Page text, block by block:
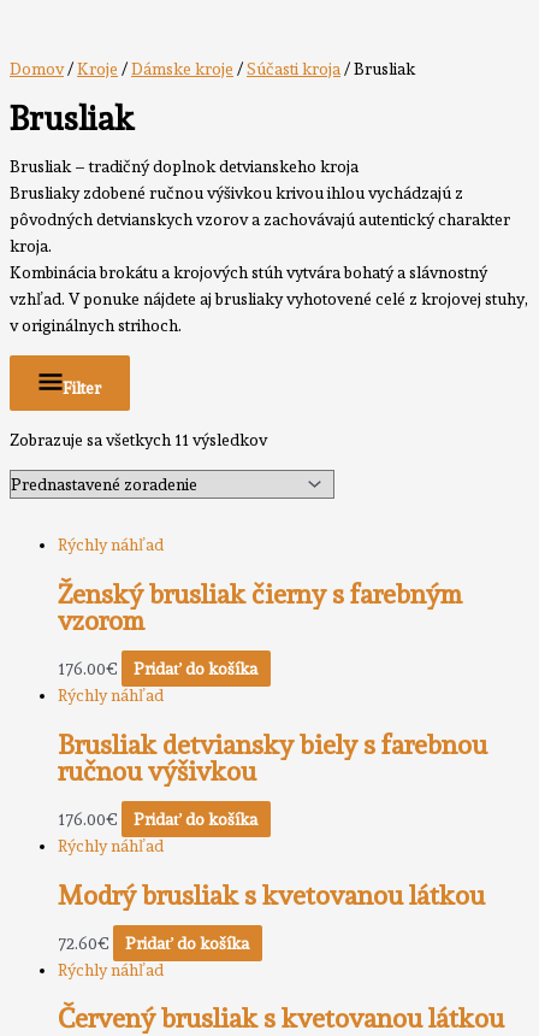
Domov/Kroje /Dámske kroje /Súčasti kroja/ Brusliak
Brusliak
Brusliak – tradičný doplnok detvianskeho kroja
Brusliaky zdobené ručnou výšivkou krivou ihlou vychádzajú z
pôvodných detvianskych vzorov a zachovávajú autentický charakter
kroja.
Kombinácia brokátu a krojových stúh vytvára bohatý a slávnostný
vzhľad. V ponuke nájdete aj brusliaky vyhotovené celé z krojovej stuhy,
v originálnych strihoch.
Filter
Zobrazuje sa všetkych 11 výsledkov
Rýchly náhľad
Ženský brusliak čierny s farebným
vzorom
176.00€
Pridať do košíka
Rýchly náhľad
Brusliak detviansky biely s farebnou
ručnou výšivkou
176.00€
Pridať do košíka
Rýchly náhľad
Modrý brusliak s kvetovanou látkou
72.60€
Pridať do košíka
Rýchly náhľad
Červený brusliak s kvetovanou látkou